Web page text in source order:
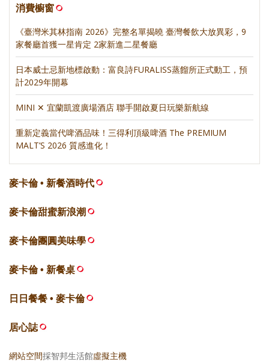
消費櫥窗
《臺灣米其林指南 2026》完整名單揭曉 臺灣餐飲大放異彩，9
家餐廳首獲一星肯定 2家新進二星餐廳
日本威士忌新地標啟動：富良詩FURALISS蒸餾所正式動工，預
計2029年開幕
MINI ✕ 宜蘭凱渡廣場酒店 聯手開啟夏日玩樂新航線
重新定義當代啤酒品味！三得利頂級啤酒 The PREMIUM
MALT’S 2026 質感進化！
麥卡倫 • 新餐酒時代
麥卡倫甜蜜新浪潮
麥卡倫團圓美味學
麥卡倫 • 新餐桌
日日餐餐 • 麥卡倫
居心誌
網站空間採智邦生活館虛擬主機